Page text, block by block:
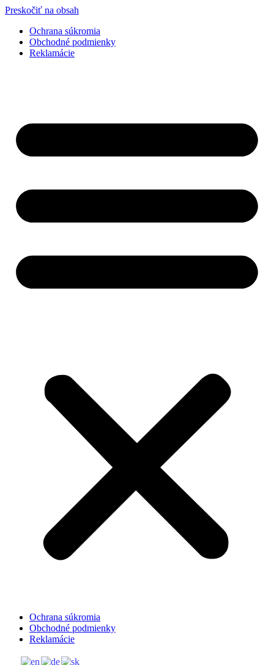
Preskočiť na obsah
Ochrana súkromia
Obchodné podmienky
Reklamácie
Ochrana súkromia
Obchodné podmienky
Reklamácie